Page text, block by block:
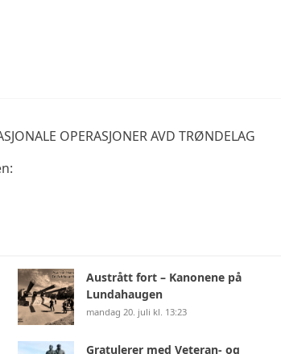
OPERASJONER AVD TRØNDELAG
Austrått fort – Kanonene på
Lundahaugen
mandag 20. juli kl. 13:23
Gratulerer med Veteran- og